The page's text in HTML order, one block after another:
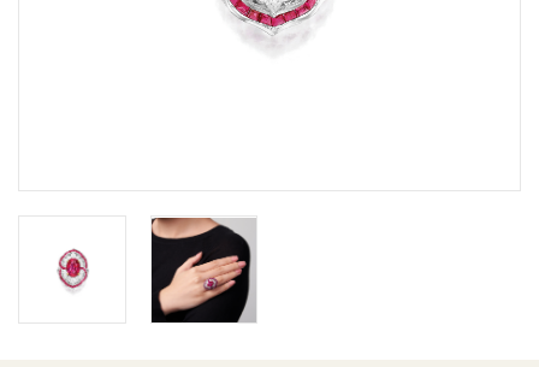
Sale HK029 | 拍品编号 114
6.15克拉椭圆形天然「莫桑比克」无
经加热处理红宝石配红宝石及钻石戒
指